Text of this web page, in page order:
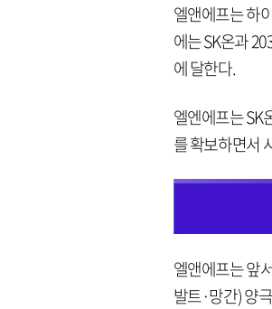
엘앤에프는 하
에는 SK온과
에 달한다.
엘엔에프는 SK
를 확보하면서
엘앤에프는 앞
발트·망간) 양